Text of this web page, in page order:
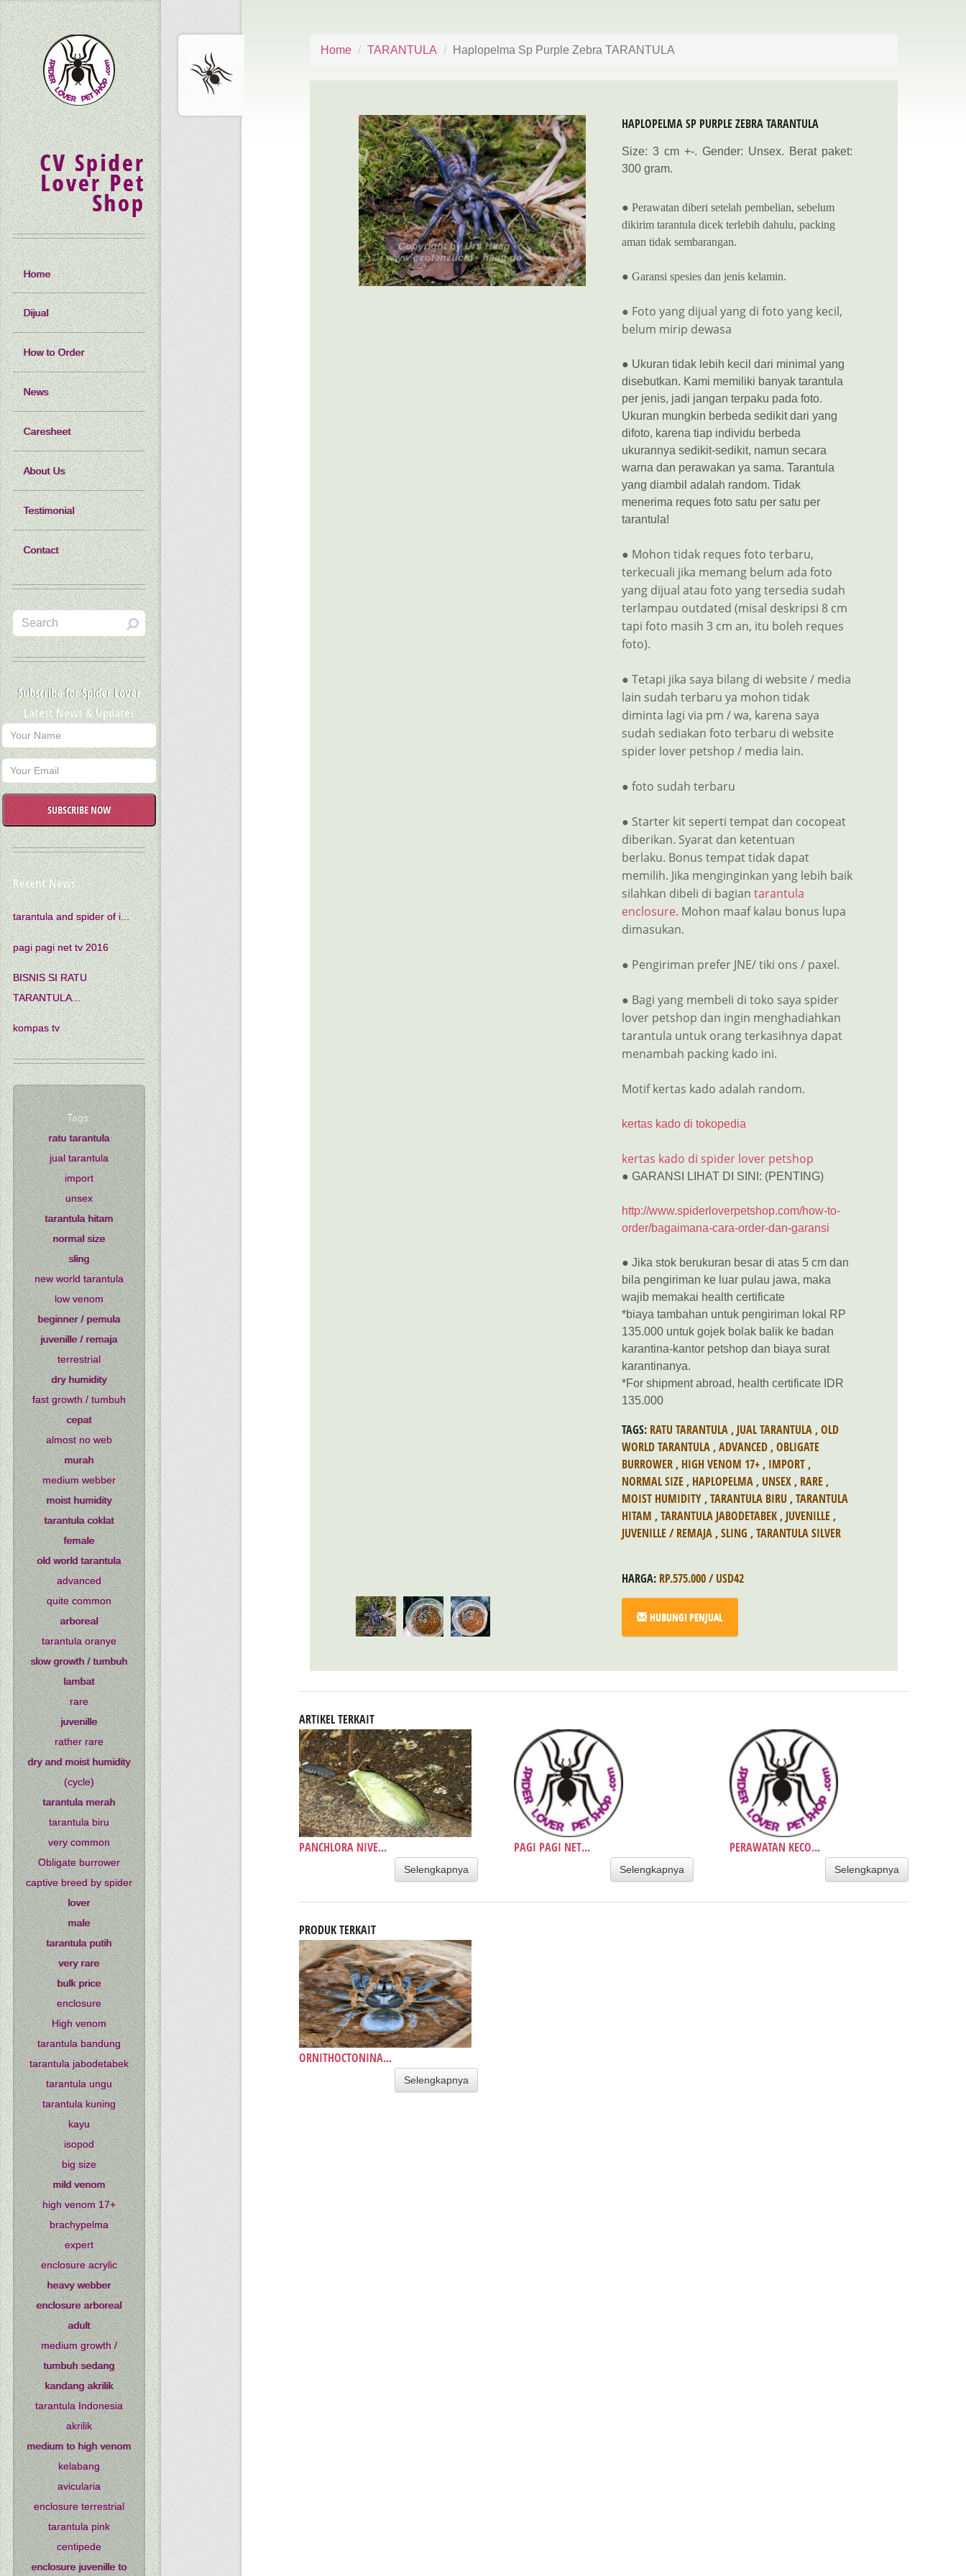
Home TARANTULA Haplopelma Sp Purple Zebra TARANTULA
HAPLOPELMA SP PURPLE ZEBRA TARANTULA
Size: 3 cm +-. Gender: Unsex. Berat paket:
300 gram.
● Perawatan diberi setelah pembelian, sebelum
dikirim tarantula dicek terlebih dahulu, packing
aman tidak sembarangan.
● Garansi spesies dan jenis kelamin.
● Foto yang dijual yang di foto yang kecil,
belum mirip dewasa
● Ukuran tidak lebih kecil dari minimal yang
disebutkan. Kami memiliki banyak tarantula
per jenis, jadi jangan terpaku pada foto.
Ukuran mungkin berbeda sedikit dari yang
difoto, karena tiap individu berbeda
ukurannya sedikit-sedikit, namun secara
warna dan perawakan ya sama. Tarantula
yang diambil adalah random. Tidak
menerima reques foto satu per satu per
tarantula!
● Mohon tidak reques foto terbaru,
terkecuali jika memang belum ada foto
yang dijual atau foto yang tersedia sudah
terlampau outdated (misal deskripsi 8 cm
tapi foto masih 3 cm an, itu boleh reques
foto).
● Tetapi jika saya bilang di website / media
lain sudah terbaru ya mohon tidak
diminta lagi via pm / wa, karena saya
sudah sediakan foto terbaru di website
spider lover petshop / media lain.
● foto sudah terbaru
● Starter kit seperti tempat dan cocopeat
diberikan. Syarat dan ketentuan
berlaku. Bonus tempat tidak dapat
memilih. Jika menginginkan yang lebih baik
silahkan dibeli di bagian tarantula
enclosure. Mohon maaf kalau bonus lupa
dimasukan.
● Pengiriman prefer JNE/ tiki ons / paxel.
● Bagi yang membeli di toko saya spider
lover petshop dan ingin menghadiahkan
tarantula untuk orang terkasihnya dapat
menambah packing kado ini.
Motif kertas kado adalah random.
kertas kado di tokopedia
kertas kado di spider lover petshop
● GARANSI LIHAT DI SINI: (PENTING)
http://www.spiderloverpetshop.com/how-to-
order/bagaimana-cara-order-dan-garansi
● Jika stok berukuran besar di atas 5 cm dan
bila pengiriman ke luar pulau jawa, maka
wajib memakai health certificate
*biaya tambahan untuk pengiriman lokal RP
135.000 untuk gojek bolak balik ke badan
karantina-kantor petshop dan biaya surat
karantinanya.
*For shipment abroad, health certificate IDR
135.000
TAGS: RATU TARANTULA, JUAL TARANTULA,OLD
WORLD TARANTULA,ADVANCED,OBLIGATE
BURROWER, HIGH VENOM 17+, IMPORT,
NORMAL SIZE, HAPLOPELMA, UNSEX, RARE,
MOIST HUMIDITY,TARANTULA BIRU ,TARANTULA
HITAM ,TARANTULA JABODETABEK, JUVENILLE,
JUVENILLE / REMAJA,SLING ,TARANTULA SILVER
HARGA: RP.575.000 / USD42
HUBUNGI PENJUAL
ARTIKEL TERKAIT
PANCHLORA NIVE...
Selengkapnya
PAGI PAGI NET...
Selengkapnya
PERAWATAN KECO...
Selengkapnya
PRODUK TERKAIT
ORNITHOCTONINA...
Selengkapnya
CV Spider
Lover Pet
Shop
Home
Dijual
How to Order
News
Caresheet
About Us
Testimonial
Contact
Subscribe for Spider Lover
Latest News & Updates
SUBSCRIBE NOW
Recent News
tarantula and spider of i...
pagi pagi net tv 2016
BISNIS SI RATU
TARANTULA...
kompas tv
Tags:
ratu tarantula
jual tarantula
import
unsex
tarantula hitam
normal size
sling
new world tarantula
low venom
beginner / pemula
juvenille / remaja
terrestrial
dry humidity
fast growth / tumbuh
cepat
almost no web
murah
medium webber
moist humidity
tarantula coklat
female
old world tarantula
advanced
quite common
arboreal
tarantula oranye
slow growth / tumbuh
lambat
rare
juvenille
rather rare
dry and moist humidity
(cycle)
tarantula merah
tarantula biru
very common
Obligate burrower
captive breed by spider
lover
male
tarantula putih
very rare
bulk price
enclosure
High venom
tarantula bandung
tarantula jabodetabek
tarantula ungu
tarantula kuning
kayu
isopod
big size
mild venom
high venom 17+
brachypelma
expert
enclosure acrylic
heavy webber
enclosure arboreal
adult
medium growth /
tumbuh sedang
kandang akrilik
tarantula Indonesia
akrilik
medium to high venom
kelabang
avicularia
enclosure terrestrial
tarantula pink
centipede
enclosure juvenille to